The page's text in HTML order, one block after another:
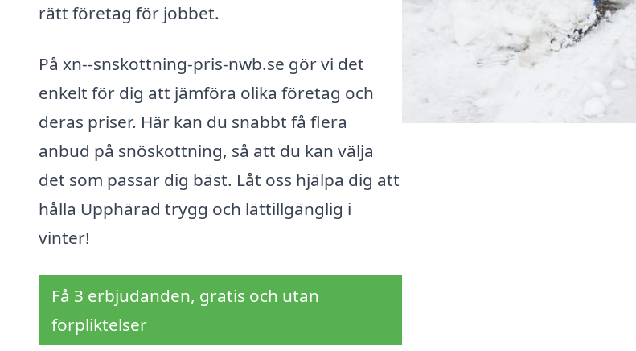
rätt företag för jobbet.
På xn--snskottning-pris-nwb.se gör vi det
enkelt för dig att jämföra olika företag och
deras priser. Här kan du snabbt få flera
anbud på snöskottning, så att du kan välja
det som passar dig bäst. Låt oss hjälpa dig att
hålla Upphärad trygg och lättillgänglig i
vinter!
Få 3 erbjudanden, gratis och utan
förpliktelser